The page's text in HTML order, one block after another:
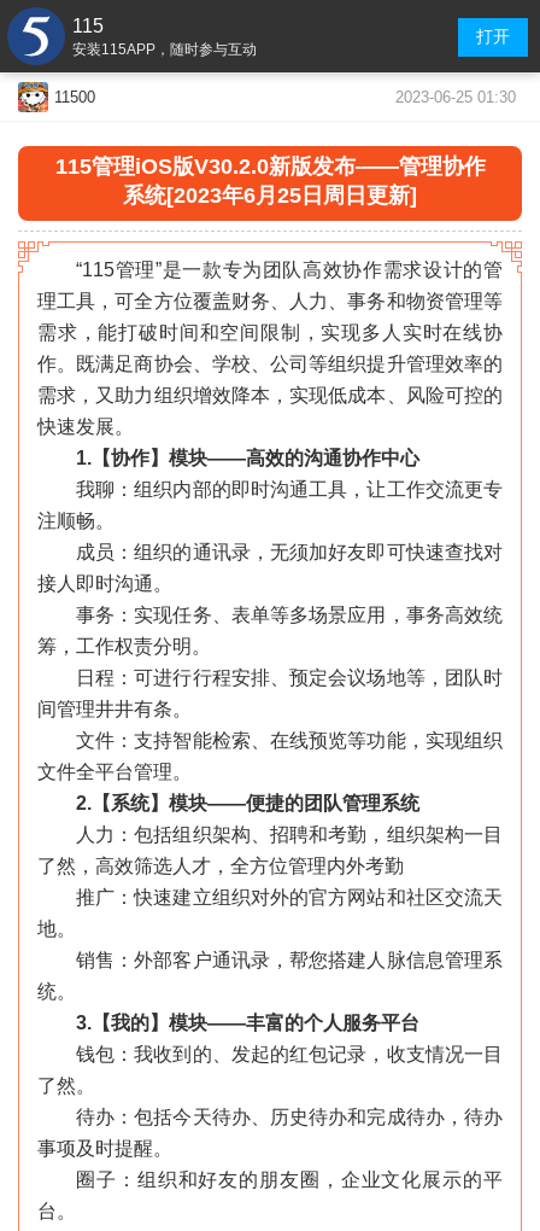
115
安装115APP，随时参与互动
打开
11500 2023-06-25 01:30
115管理iOS版V30.2.0新版发布——管理协作
系统[2023年6月25日周日更新]
“115管理”是一款专为团队高效协作需求设计的管
理工具，可全方位覆盖财务、人力、事务和物资管理等
需求，能打破时间和空间限制，实现多人实时在线协
作。既满足商协会、学校、公司等组织提升管理效率的
需求，又助力组织增效降本，实现低成本、风险可控的
快速发展。
1.【协作】模块——高效的沟通协作中心
我聊：组织内部的即时沟通工具，让工作交流更专
注顺畅。
成员：组织的通讯录，无须加好友即可快速查找对
接人即时沟通。
事务：实现任务、表单等多场景应用，事务高效统
筹，工作权责分明。
日程：可进行行程安排、预定会议场地等，团队时
间管理井井有条。
文件：支持智能检索、在线预览等功能，实现组织
文件全平台管理。
2.【系统】模块——便捷的团队管理系统
人力：包括组织架构、招聘和考勤，组织架构一目
了然，高效筛选人才，全方位管理内外考勤
推广：快速建立组织对外的官方网站和社区交流天
地。
销售：外部客户通讯录，帮您搭建人脉信息管理系
统。
3.【我的】模块——丰富的个人服务平台
钱包：我收到的、发起的红包记录，收支情况一目
了然。
待办：包括今天待办、历史待办和完成待办，待办
事项及时提醒。
圈子：组织和好友的朋友圈，企业文化展示的平
台。